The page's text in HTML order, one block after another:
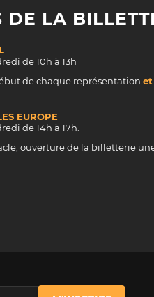
DE LA
de 10h à 13h
de chaque représentation et
EUROPE
de 14h à 17h.
ouverture de la billetterie